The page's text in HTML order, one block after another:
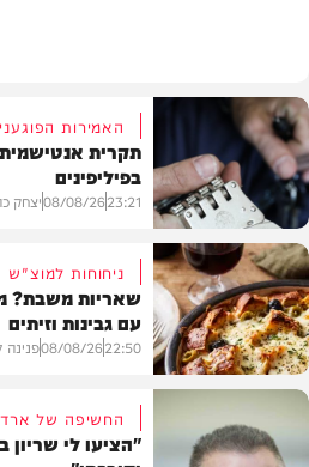
חדשות
האמירות
תקרית
בפיליפינים
23:21
08/08/26יצחק
ניחוחות למוצ"ש
שאריות משבת?
עם גבינות וזיתים
22:50
08/08/26פנינה
החשיפה של
"הציעו לי שריון